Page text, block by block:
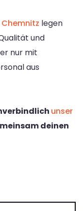
legen
und
nur mit
aus
unser
deinen